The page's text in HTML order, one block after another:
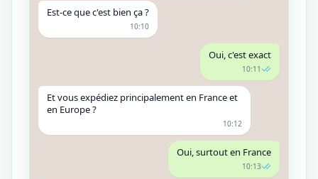
Est-ce que c'est bien ça ?
10:10
Oui, c'est exact
10:11
Et vous expédiez principalement en France et
en Europe ?
10:12
Oui, surtout en France
10:13